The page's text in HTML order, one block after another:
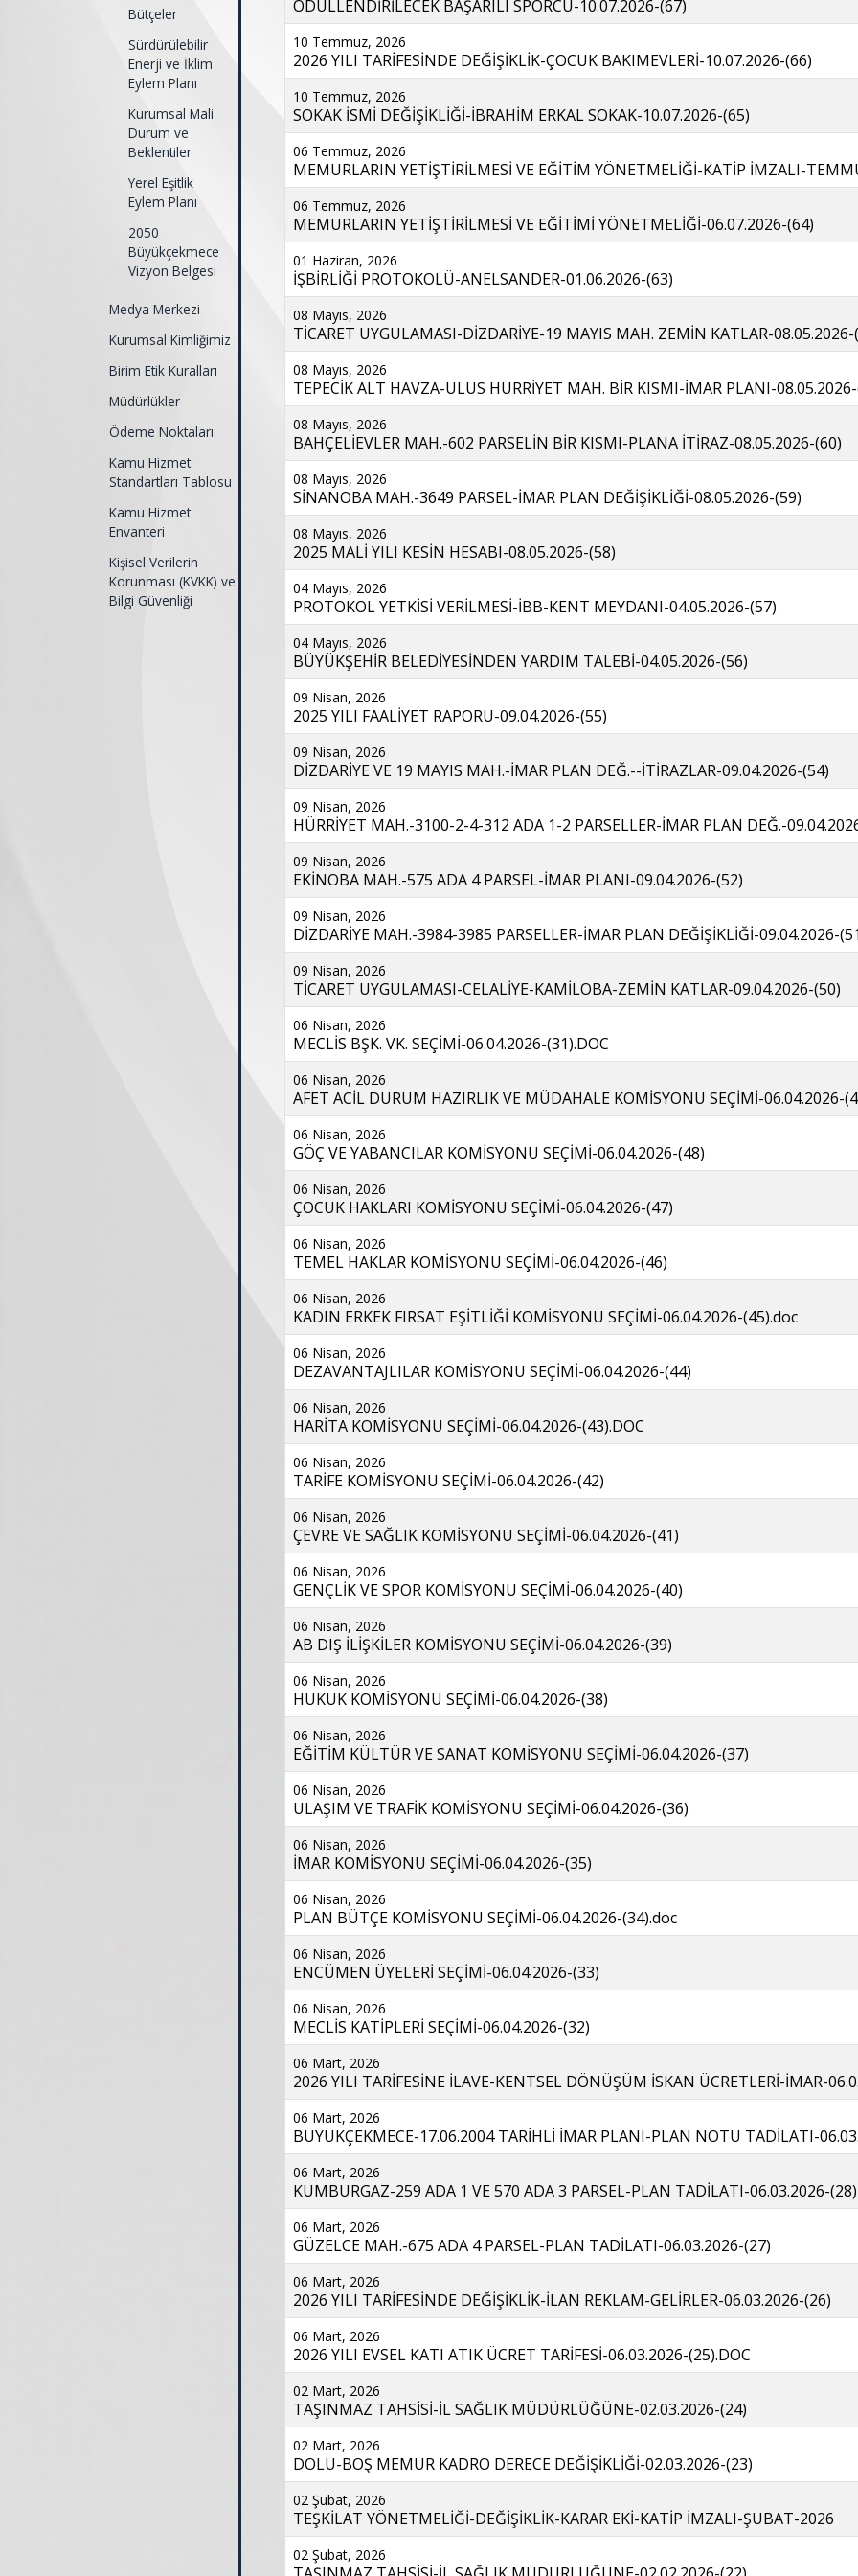
Bütçeler
Sürdürülebilir
Enerji ve İklim
Eylem Planı
Kurumsal Mali
Durum ve
Beklentiler
Yerel Eşitlik
Eylem Planı
2050
Büyükçekmece
Vizyon Belgesi
Medya Merkezi
Kurumsal Kimliğimiz
Birim Etik Kuralları
Müdürlükler
Ödeme Noktaları
Kamu Hizmet
Standartları Tablosu
Kamu Hizmet
Envanteri
Kişisel Verilerin
Korunması (KVKK) ve
Bilgi Güvenliği
ÖDÜLLENDİRİLECEK BAŞARILI SPORCU-10.07.2026-(67)
10 Temmuz, 2026
2026 YILI TARİFESİNDE DEĞİŞİKLİK-ÇOCUK BAKIMEVLERİ-10.07.2026-(66)
10 Temmuz, 2026
SOKAK İSMİ DEĞİŞİKLİĞİ-İBRAHİM ERKAL SOKAK-10.07.2026-(65)
06 Temmuz, 2026
MEMURLARIN YETİŞTİRİLMESİ VE EĞİTİM YÖNETMELİĞİ-KATİP İMZALI-
06 Temmuz, 2026
MEMURLARIN YETİŞTİRİLMESİ VE EĞİTİMİ YÖNETMELİĞİ-06.07.2026-(64)
01 Haziran, 2026
İŞBİRLİĞİ PROTOKOLÜ-ANELSANDER-01.06.2026-(63)
08 Mayıs, 2026
TİCARET UYGULAMASI-DİZDARİYE-19 MAYIS MAH. ZEMİN KATLAR-08.05.2026-
08 Mayıs, 2026
TEPECİK ALT HAVZA-ULUS HÜRRİYET MAH. BİR KISMI-İMAR PLANI-
08 Mayıs, 2026
BAHÇELİEVLER MAH.-602 PARSELİN BİR KISMI-PLANA İTİRAZ-08.05.2026-(60)
08 Mayıs, 2026
SİNANOBA MAH.-3649 PARSEL-İMAR PLAN DEĞİŞİKLİĞİ-08.05.2026-(59)
08 Mayıs, 2026
2025 MALİ YILI KESİN HESABI-08.05.2026-(58)
04 Mayıs, 2026
PROTOKOL YETKİSİ VERİLMESİ-İBB-KENT MEYDANI-04.05.2026-(57)
04 Mayıs, 2026
BÜYÜKŞEHİR BELEDİYESİNDEN YARDIM TALEBİ-04.05.2026-(56)
09 Nisan, 2026
2025 YILI FAALİYET RAPORU-09.04.2026-(55)
09 Nisan, 2026
DİZDARİYE VE 19 MAYIS MAH.-İMAR PLAN DEĞ.--İTİRAZLAR-09.04.2026-(54)
09 Nisan, 2026
HÜRRİYET MAH.-3100-2-4-312 ADA 1-2 PARSELLER-İMAR PLAN DEĞ.-
09 Nisan, 2026
EKİNOBA MAH.-575 ADA 4 PARSEL-İMAR PLANI-09.04.2026-(52)
09 Nisan, 2026
DİZDARİYE MAH.-3984-3985 PARSELLER-İMAR PLAN DEĞİŞİKLİĞİ-09.04.2026-
09 Nisan, 2026
TİCARET UYGULAMASI-CELALİYE-KAMİLOBA-ZEMİN KATLAR-09.04.2026-(50)
06 Nisan, 2026
MECLİS BŞK. VK. SEÇİMİ-06.04.2026-(31).DOC
06 Nisan, 2026
AFET ACİL DURUM HAZIRLIK VE MÜDAHALE KOMİSYONU SEÇİMİ-06.04.2026-
06 Nisan, 2026
GÖÇ VE YABANCILAR KOMİSYONU SEÇİMİ-06.04.2026-(48)
06 Nisan, 2026
ÇOCUK HAKLARI KOMİSYONU SEÇİMİ-06.04.2026-(47)
06 Nisan, 2026
TEMEL HAKLAR KOMİSYONU SEÇİMİ-06.04.2026-(46)
06 Nisan, 2026
KADIN ERKEK FIRSAT EŞİTLİĞİ KOMİSYONU SEÇİMİ-06.04.2026-(45).doc
06 Nisan, 2026
DEZAVANTAJLILAR KOMİSYONU SEÇİMİ-06.04.2026-(44)
06 Nisan, 2026
HARİTA KOMİSYONU SEÇİMİ-06.04.2026-(43).DOC
06 Nisan, 2026
TARİFE KOMİSYONU SEÇİMİ-06.04.2026-(42)
06 Nisan, 2026
ÇEVRE VE SAĞLIK KOMİSYONU SEÇİMİ-06.04.2026-(41)
06 Nisan, 2026
GENÇLİK VE SPOR KOMİSYONU SEÇİMİ-06.04.2026-(40)
06 Nisan, 2026
AB DIŞ İLİŞKİLER KOMİSYONU SEÇİMİ-06.04.2026-(39)
06 Nisan, 2026
HUKUK KOMİSYONU SEÇİMİ-06.04.2026-(38)
06 Nisan, 2026
EĞİTİM KÜLTÜR VE SANAT KOMİSYONU SEÇİMİ-06.04.2026-(37)
06 Nisan, 2026
ULAŞIM VE TRAFİK KOMİSYONU SEÇİMİ-06.04.2026-(36)
06 Nisan, 2026
İMAR KOMİSYONU SEÇİMİ-06.04.2026-(35)
06 Nisan, 2026
PLAN BÜTÇE KOMİSYONU SEÇİMİ-06.04.2026-(34).doc
06 Nisan, 2026
ENCÜMEN ÜYELERİ SEÇİMİ-06.04.2026-(33)
06 Nisan, 2026
MECLİS KATİPLERİ SEÇİMİ-06.04.2026-(32)
06 Mart, 2026
2026 YILI TARİFESİNE İLAVE-KENTSEL DÖNÜŞÜM İSKAN ÜCRETLERİ-İMAR-
06 Mart, 2026
BÜYÜKÇEKMECE-17.06.2004 TARİHLİ İMAR PLANI-PLAN NOTU TADİLATI-
06 Mart, 2026
KUMBURGAZ-259 ADA 1 VE 570 ADA 3 PARSEL-PLAN TADİLATI-06.03.2026-(28)
06 Mart, 2026
GÜZELCE MAH.-675 ADA 4 PARSEL-PLAN TADİLATI-06.03.2026-(27)
06 Mart, 2026
2026 YILI TARİFESİNDE DEĞİŞİKLİK-İLAN REKLAM-GELİRLER-06.03.2026-(26)
06 Mart, 2026
2026 YILI EVSEL KATI ATIK ÜCRET TARİFESİ-06.03.2026-(25).DOC
02 Mart, 2026
TAŞINMAZ TAHSİSİ-İL SAĞLIK MÜDÜRLÜĞÜNE-02.03.2026-(24)
02 Mart, 2026
DOLU-BOŞ MEMUR KADRO DERECE DEĞİŞİKLİĞİ-02.03.2026-(23)
02 Şubat, 2026
TEŞKİLAT YÖNETMELİĞİ-DEĞİŞİKLİK-KARAR EKİ-KATİP İMZALI-ŞUBAT-2026
02 Şubat, 2026